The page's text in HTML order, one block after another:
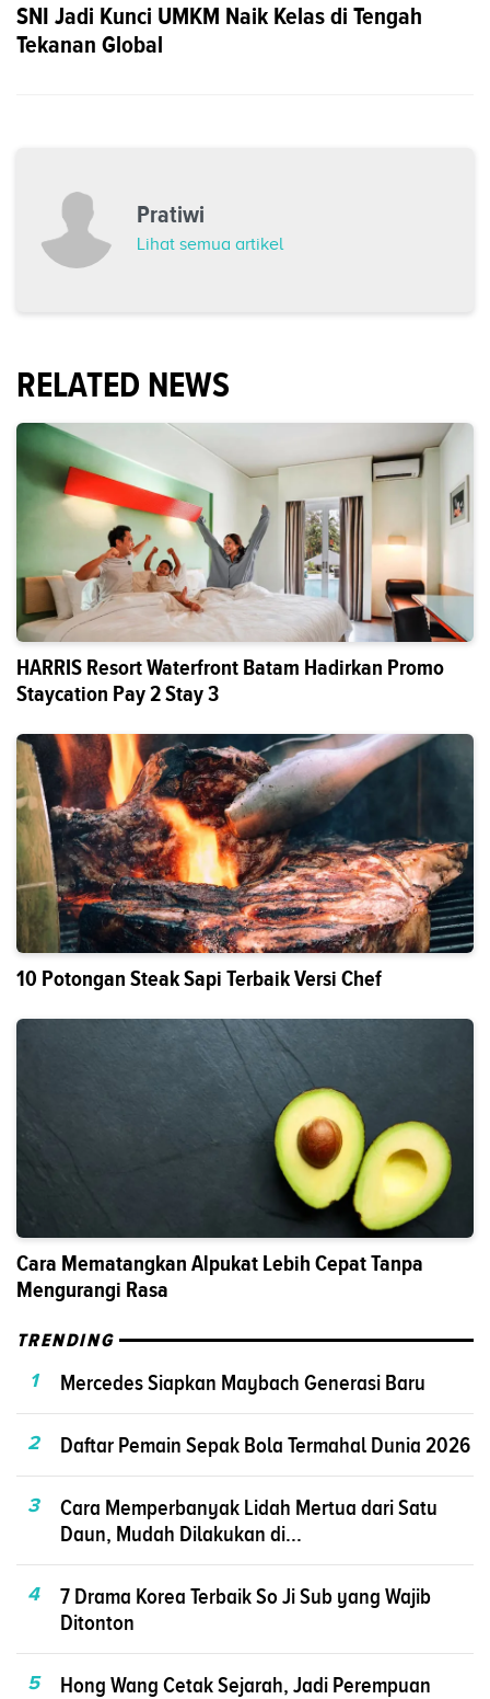
SNI Jadi Kunci UMKM Naik Kelas di Tengah
Tekanan Global
Pratiwi
Lihat semua artikel
RELATED NEWS
HARRIS Resort Waterfront Batam Hadirkan Promo
Staycation Pay 2 Stay 3
10 Potongan Steak Sapi Terbaik Versi Chef
Cara Mematangkan Alpukat Lebih Cepat Tanpa
Mengurangi Rasa
TRENDING
1
Mercedes Siapkan Maybach Generasi Baru
2 Daftar Pemain Sepak Bola Termahal Dunia 2026
3
Cara Memperbanyak Lidah Mertua dari Satu
Daun, Mudah Dilakukan di...
4
7 Drama Korea Terbaik So Ji Sub yang Wajib
Ditonton
5
Hong Wang Cetak Sejarah, Jadi Perempuan